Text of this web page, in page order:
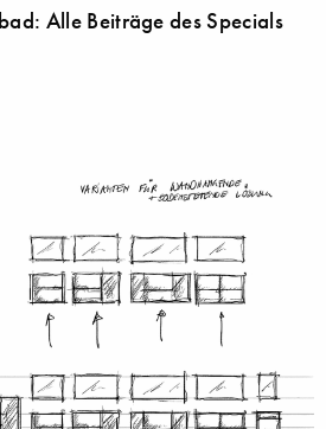
Alle Beiträge des Specials